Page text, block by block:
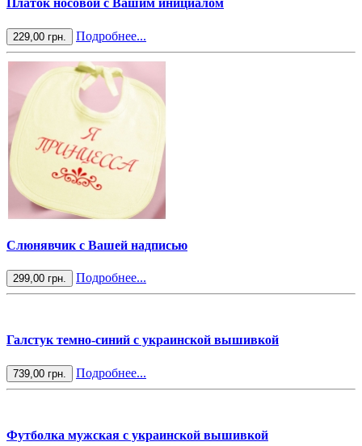
Платок носовой с Вашим инициалом
229,00 грн. Подробнее...
Слюнявчик с Вашей надписью
299,00 грн. Подробнее...
Галстук темно-синий с украинской вышивкой
739,00 грн. Подробнее...
Футболка мужская с украинской вышивкой